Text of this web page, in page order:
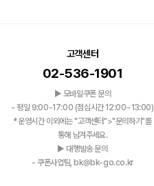
고객센터
02-536-1901
▶ 모바일쿠폰 문의
- 평일 9:00-17:00 (점심시간 12:00~13:00)
*운영시간 이외에는 "고객센터">"문의하기"를
통해 남겨주세요.
▶ 대행발송 문의
- 쿠폰사업팀, bk@bk-go.co.kr